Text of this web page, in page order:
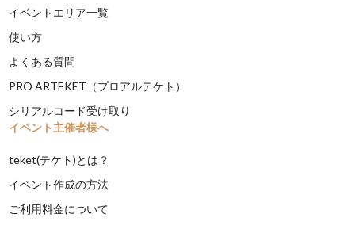
イベントエリア一覧
使い方
よくある質問
PRO ARTEKET（プロアルテケト）
シリアルコード受け取り
イベント主催者様へ
teket(テケト)とは？
イベント作成の方法
ご利用料金について